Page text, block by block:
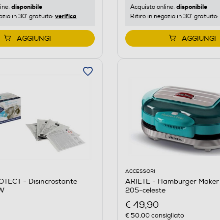
disponibile
in 30' gratuito: verifica
AGGIUNGI
Acquisto online: disponibile
Ritiro in negozio in 30' gratuito:
AGGIUNGI
- Disincrostante
ACCESSORI
ARIETE - Hamburger
205-celeste
€ 49,90
€ 50,00consigliato